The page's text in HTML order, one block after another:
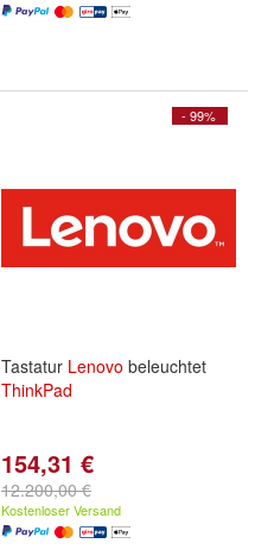
- 99%
Tastatur Lenovo beleuchtet
ThinkPad
154,31 €
12.200,00 €
Kostenloser Versand